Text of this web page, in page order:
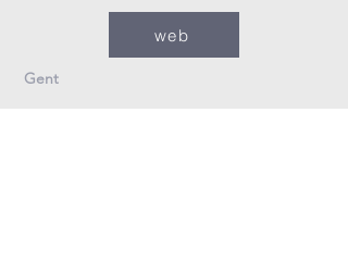
web
Gent